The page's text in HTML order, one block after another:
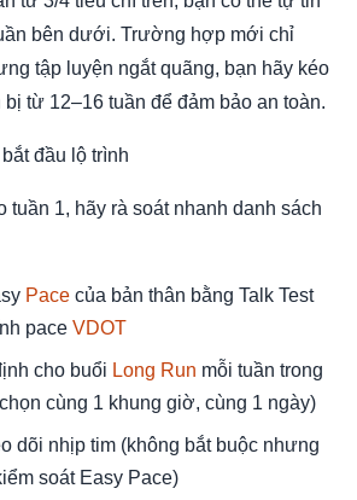
bên dưới. Trường hợp mới chỉ
tập luyện ngắt quãng, bạn hãy kéo
từ 12–16 tuần để đảm bảo an toàn.
đầu lộ trình
1, hãy rà soát nhanh danh sách
Pace của bản thân bằng Talk Test
pace VDOT
cho buổi Long Run mỗi tuần trong
cùng 1 khung giờ, cùng 1 ngày)
dõi nhịp tim (không bắt buộc nhưng
soát Easy Pace)